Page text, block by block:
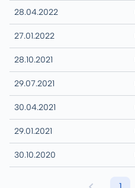
28.04.2022
27.01.2022
28.10.2021
29.07.2021
30.04.2021
29.01.2021
30.10.2020